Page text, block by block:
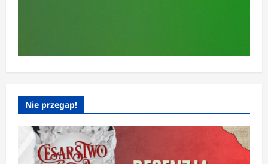
Nie przegap!